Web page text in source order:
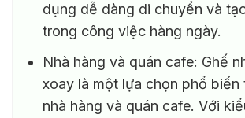
dụng dễ dàng di chuyển và
trong công việc hàng ngày.
Nhà hàng và quán cafe: Ghế
xoay là một lựa chọn phổ biến
nhà hàng và quán cafe. Với